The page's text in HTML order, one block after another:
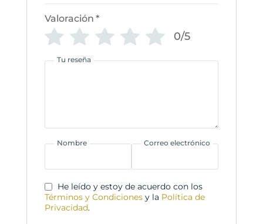
Valoración *
0/5
Tu reseña
Nombre Correo electrónico
He leído y estoy de acuerdo con los
Términos y Condicionesy la Política de
Privacidad.